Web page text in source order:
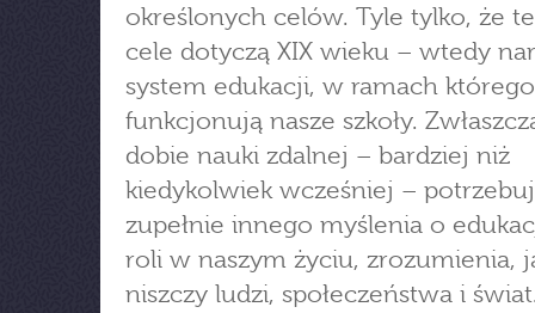
określonych celów. Tyle tylko, że
cele dotyczą XIX wieku – wtedy
system edukacji, w ramach którego
funkcjonują nasze szkoły.
dobie nauki zdalnej – bardziej niż
kiedykolwiek wcześniej –
zupełnie innego myślenia o
roli w naszym życiu, zrozumienia,
niszczy ludzi, społeczeństwa i